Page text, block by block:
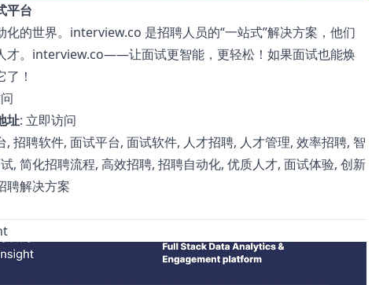
平台
化的世界。interview.co 是招聘人员的“一站式”解决方案，他们
才。interview.co——让面试更智能，更轻松！如果面试也能焕
！
址: 立即访问
, 招聘软件, 面试平台, 面试软件, 人才招聘, 人才管理, 效率招聘, 智
, 简化招聘流程, 高效招聘, 招聘自动化, 优质人才, 面试体验, 创新
聘解决方案